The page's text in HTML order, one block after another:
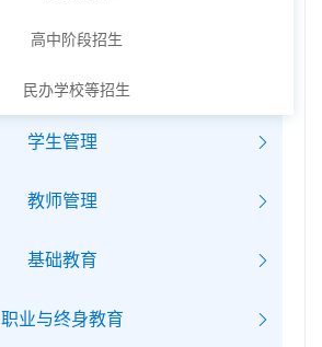
高中阶段招生
民办学校等招生
学生管理
教师管理
基础教育
职业与终身教育